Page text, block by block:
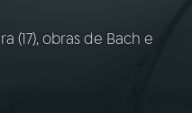
AO VIVO
(17), obras de Bach e